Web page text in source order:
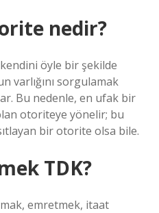
nedir?
öyle bir şekilde
varlığını sorgulamak
Bu nedenle, en ufak bir
otoriteye yönelir; bu
bir otorite olsa bile.
TDK?
emretmek, itaat